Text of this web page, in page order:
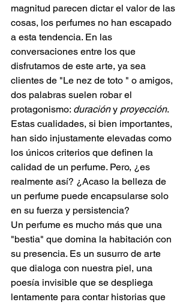
magnitud parecen dictar el valor de las
cosas, los perfumes no han escapado
a esta tendencia. En las
conversaciones entre los que
disfrutamos de este arte, ya sea
clientes de "Le nez de toto " o amigos,
dos palabras suelen robar el
protagonismo: duración y proyección.
Estas cualidades, si bien importantes,
han sido injustamente elevadas como
los únicos criterios que definen la
calidad de un perfume. Pero, ¿es
realmente así? ¿Acaso la belleza de
un perfume puede encapsularse solo
en su fuerza y persistencia?
Un perfume es mucho más que una
"bestia" que domina la habitación con
su presencia. Es un susurro de arte
que dialoga con nuestra piel, una
poesía invisible que se despliega
lentamente para contar historias que